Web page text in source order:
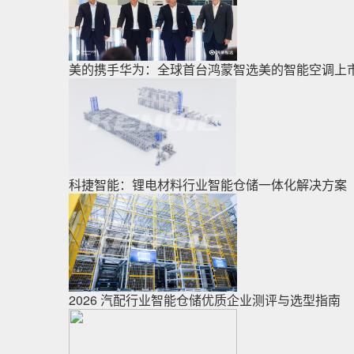
美的携手华为：全球首台鸿蒙智选美的智能空调上
科捷智能：锂电材料行业智能仓储一体化解决方案
2026 汽配行业智能仓储优质企业测评与选型指南